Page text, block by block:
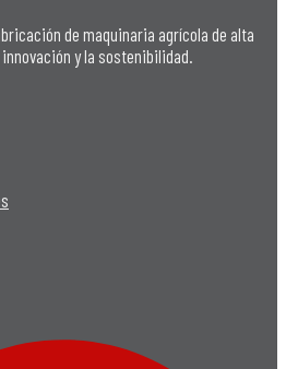
de maquinaria agrícola de alta
y la sostenibilidad.